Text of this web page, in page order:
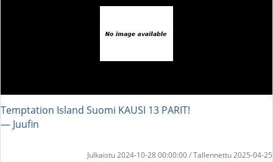
Temptation Island Suomi KAUSI 13 PARIT!
― Juufin
Julkaistu 2024-10-28 00:00:00 / Tallennettu 2025-04-25